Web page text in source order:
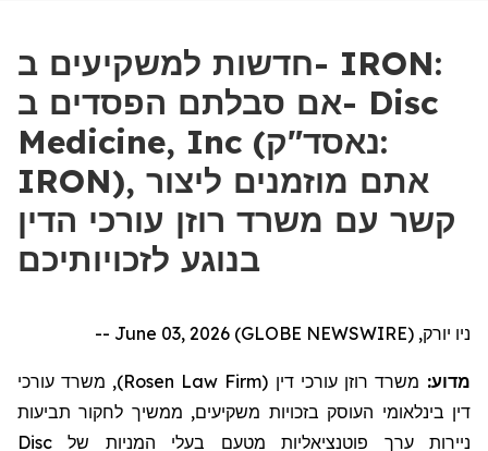
חדשות למשקיעים ב- IRON:
אם סבלתם הפסדים ב- Disc
Medicine, Inc (נאסד"ק:
IRON), אתם מוזמנים ליצור
קשר עם משרד רוזן עורכי הדין
בנוגע לזכויותיכם
ניו יורק, June 03, 2026 (GLOBE NEWSWIRE) --
מדוע: משרד רוזן עורכי דין (Rosen Law Firm
), משרד עורכי
דין בינלאומי העוסק בזכויות משקיעים, ממשיך לחקור תביעות
ניירות ערך פוטנציאליות מטעם בעלי המניות של Disc